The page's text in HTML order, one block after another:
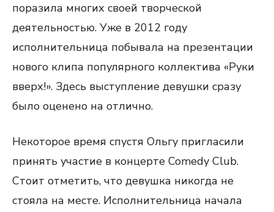
поразила многих своей творческой
деятельностью. Уже в 2012 году
исполнительница побывала на презентации
нового клипа популярного коллектива «Руки
вверх!». Здесь выступление девушки сразу
было оценено на отлично.
Некоторое время спустя Ольгу пригласили
принять участие в концерте Comedy Club.
Стоит отметить, что девушка никогда не
стояла на месте. Исполнительница начала